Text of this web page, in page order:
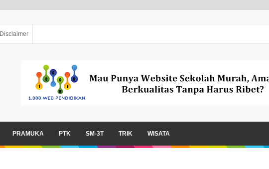
Disclaimer
PRAMUKA PTK SM-3T TRIK WISATA